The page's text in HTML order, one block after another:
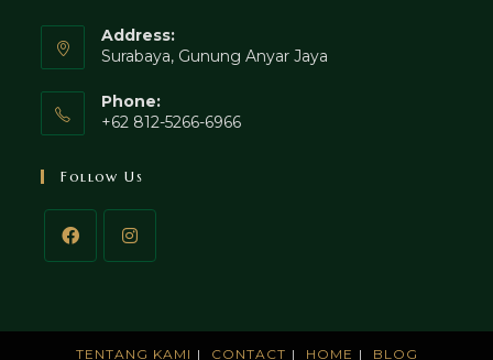
Address:
Surabaya, Gunung Anyar Jaya
Phone:
+62 812-5266-6966
Follow Us
TENTANG KAMI CONTACT HOME BLOG